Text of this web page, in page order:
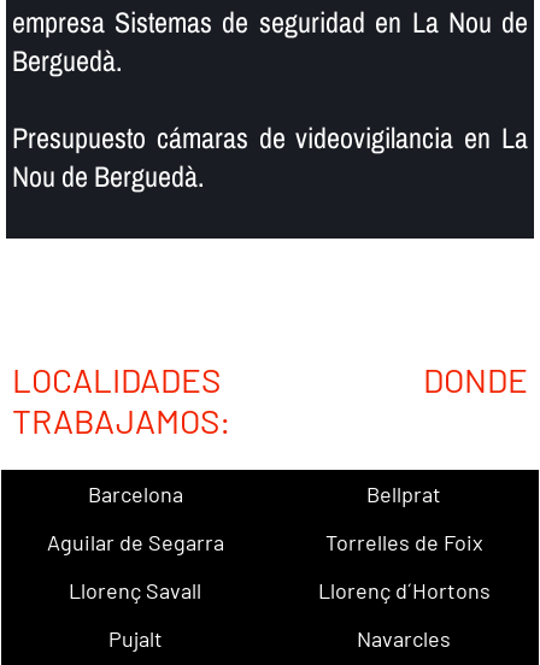
empresa Sistemas de seguridad en La Nou de
Berguedà.
Presupuesto cámaras de videovigilancia en La
Nou de Berguedà.
LOCALIDADES DONDE
TRABAJAMOS:
Barcelona
Bellprat
Aguilar de Segarra
Torrelles de Foix
Llorenç Savall
Llorenç d´Hortons
Pujalt
Navarcles